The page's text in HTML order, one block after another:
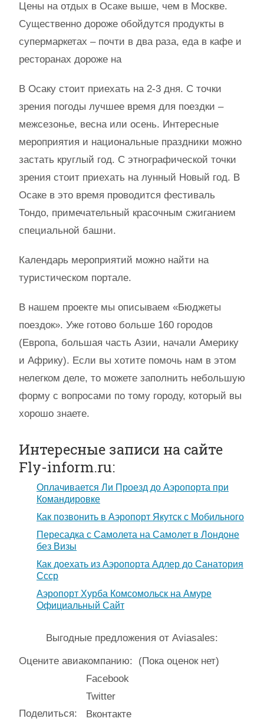
Цены на отдых в Осаке выше, чем в Москве.
Существенно дороже обойдутся продукты в
супермаркетах – почти в два раза, еда в кафе и
ресторанах дороже на
В Осаку стоит приехать на 2-3 дня. С точки
зрения погоды лучшее время для поездки –
межсезонье, весна или осень. Интересные
мероприятия и национальные праздники можно
застать круглый год. С этнографической точки
зрения стоит приехать на лунный Новый год. В
Осаке в это время проводится фестиваль
Тондо, примечательный красочным сжиганием
специальной башни.
Календарь мероприятий можно найти на
туристическом портале.
В нашем проекте мы описываем «Бюджеты
поездок». Уже готово больше 160 городов
(Европа, большая часть Азии, начали Америку
и Африку). Если вы хотите помочь нам в этом
нелегком деле, то можете заполнить небольшую
форму с вопросами по тому городу, который вы
хорошо знаете.
Интересные записи на сайте
Fly-inform.ru:
Оплачивается Ли Проезд до Аэропорта при
Командировке
Как позвонить в Аэропорт Якутск с Мобильного
Пересадка с Самолета на Самолет в Лондоне
без Визы
Как доехать из Аэропорта Адлер до Санатория
Ссср
Аэропорт Хурба Комсомольск на Амуре
Официальный Сайт
Выгодные предложения от Aviasales:
Оцените авиакомпанию: (Пока оценок нет)
Поделиться:
Facebook
Twitter
Вконтакте